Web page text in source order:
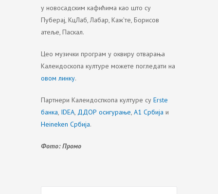
у новосадским кафићима као што су
Пуберај, КцЛаб, Лабар, Каж’те, Борисов
атеље, Паскал.
Цео музички програм у оквиру отварања
Калеидоскопа културе можете погледати на
овом линку.
Партнери Калеидоспкопа културе су Erste
банка, IDEA, ДДОР осигурање, А1 Србија и
Heineken Србија.
Фото: Промо